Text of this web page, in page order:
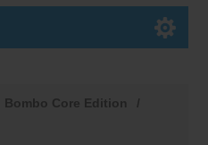
Bombo Core Edition
/